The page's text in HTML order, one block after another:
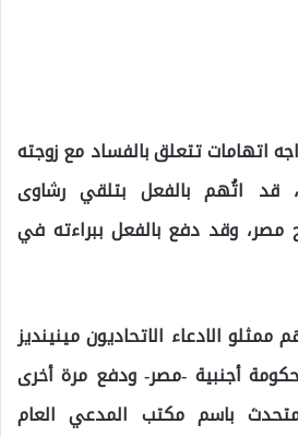
اتهامات تتعلق بالفساد مع زوجته
قد اتُهم بالفعل بتلقي رشاوى
مصر، وقد دفع بالفعل ببراءته في
الادعاء الاتحاديون مينينديز
أجنبية -مصر- ودفع مرة أخرى
باسم مكتب المدعي العام